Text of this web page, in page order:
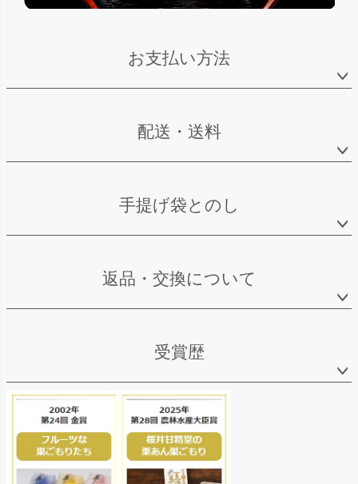
お支払い方法
配送・送料
手提げ袋とのし
返品・交換について
受賞歴